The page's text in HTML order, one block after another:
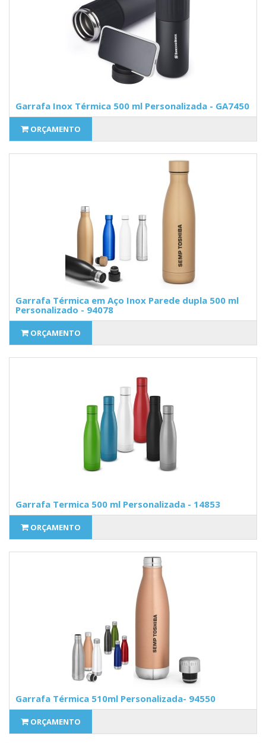
Garrafa Inox Térmica 500 ml Personalizada - GA7450
ORÇAMENTO
Garrafa Térmica em Aço Inox Parede dupla 500 ml
Personalizado - 94078
ORÇAMENTO
Garrafa Termica 500 ml Personalizada - 14853
ORÇAMENTO
Garrafa Térmica 510ml Personalizada- 94550
ORÇAMENTO